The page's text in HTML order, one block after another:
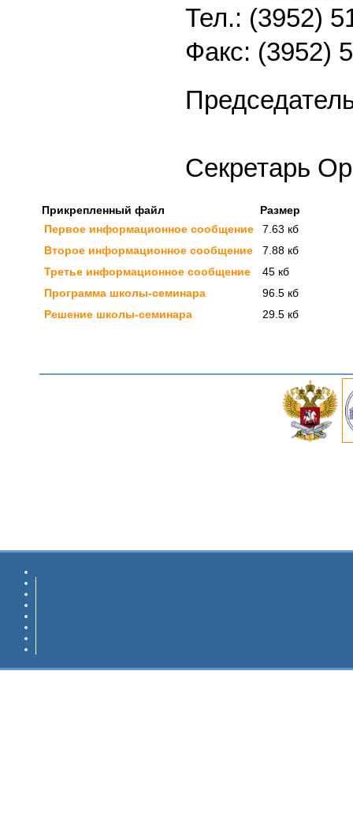
Тел.: (3952)
Факс: (3952)
Секретарь
Прикрепленный файл
Размер
Первое информационное сообщение
7.63 кб
Второе информационное сообщение
7.88 кб
Третье информационное сообщение
45 кб
Программа школы-семинара
96.5 кб
Решение школы-семинара
29.5 кб